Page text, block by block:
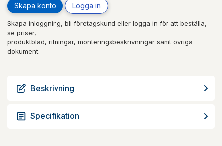
Skapa konto Logga in
Skapa inloggning, bli företagskund eller logga in för att beställa,
se priser,
produktblad, ritningar, monteringsbeskrivningar samt övriga
dokument.
Beskrivning
Specifikation